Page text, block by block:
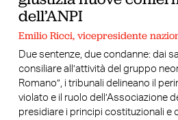
dell’ANPI
Emilio Ricci, vicepresidente
Due sentenze, due condanne: dai
consiliare all’attività del gruppo
Romano”, i tribunali delineano il
violato e il ruolo dell’Associazione
presidiare i principi costituzionali e